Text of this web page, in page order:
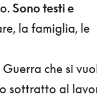
Sono testi e
la famiglia, le
che si
sottratto al